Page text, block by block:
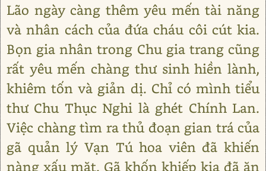
Lão ngày càng thêm yêu mến tài năng
và nhân cách của đứa cháu côi cút kia.
Bọn gia nhân trong Chu gia trang cũng
rất yêu mến chàng thư sinh hiền lành,
khiêm tốn và giản dị. Chỉ có mình tiểu
thư Chu Thục Nghi là ghét Chính Lan.
Việc chàng tìm ra thủ đoạn gian trá của
gã quản lý Vạn Tú hoa viên đã khiến
nàng xấu mặt. Gã khốn khiếp kia đã ăn